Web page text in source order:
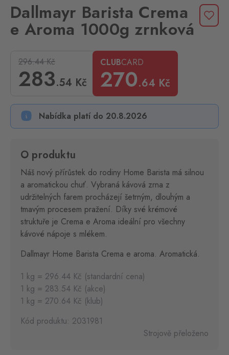
Dallmayr Barista Crema
e Aroma 1000g zrnková
296.44Kč
283.54 Kč
CLUBCARD
270.64 Kč
Nabídka platí do 20.8.2026
O produktu
Náš nový přírůstek do rodiny Home Barista má silnou
a aromatickou chuť. Vybraná kávová zrna z
udržitelných farem procházejí šetrným, dlouhým a
tmavým procesem pražení. Díky své krémové
struktuře je Crema e Aroma ideální pro všechny
kávové nápoje s mlékem.
Dallmayr Home Barista Crema e aroma. Aromatická.
1 kg = 296.44 Kč (standardní cena)
1 kg = 283.54 Kč (akce)
1 kg = 270.64 Kč (klub)
Kód produktu: 2031981
Strojově přeloženo